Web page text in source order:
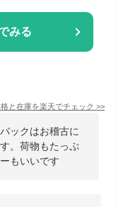
みる
と在庫を楽天でチェック >>
ックはお稽古に
。荷物もたっぷ
もいいです